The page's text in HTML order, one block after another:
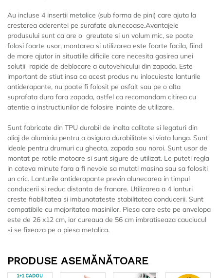
Au incluse 4 insertii metalice (sub forma de pini) care ajuta la
cresterea aderentei pe surafate alunecoase.Avantajele
produsului sunt ca are o greutate si un volum mic, se poate
folosi foarte usor, montarea si utilizarea este foarte facila, fiind
de mare ajutor in situatiile dificile care necesita gasirea unei
solutii rapide de deblocare a autovehicului din zapada. Este
important de stiut insa ca acest produs nu inlocuieste lanturile
antiderapante, nu poate fi folosit pe asfalt sau pe o alta
suprafata dura fara zapada, astfel ca recomandam citirea cu
atentie a instructiunilor de folosire inainte de utilizare.
Sunt fabricate din TPU durabil de inalta calitate si legaturi din
aliaj de aluminiu pentru a asigura durabilitate si viata lunga. Sunt
ideale pentru drumuri cu gheata, zapada sau noroi. Sunt usor de
montat pe rotile motoare si sunt sigure de utilizat. Le puteti regla
in cateva minute fara a fi nevoie sa mutati masina sau sa folositi
un cric. Lanturile antiderapante previn alunecarea in timpul
conducerii si reduc distanta de franare. Utilizarea a 4 lanturi
creste fiabilitatea si imbunatateste stabilitatea conducerii. Sunt
compatibile cu majoritatea masinilor. Piesa care este pe anvelopa
este de 26 x12 cm, iar cureaua de 56 cm imbratiseaza cauciucul
si se fixeaza pe o piesa metalica.
PRODUSE ASEMĂNĂTOARE